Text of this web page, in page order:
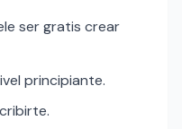
ser gratis crear
principiante.